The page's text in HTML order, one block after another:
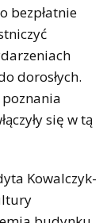
bezpłatnie
dorosłych.
się w tą
Kowalczyk-